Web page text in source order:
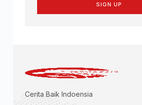
SIGN UP
Cerita Baik Indoensia